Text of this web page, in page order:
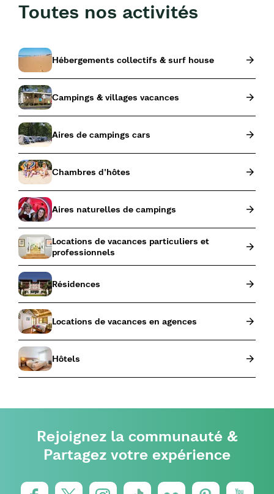
Toutes nos activités
Hébergements collectifs & surf house
Campings & villages vacances
Aires de campings cars
Chambres d'hôtes
Aires naturelles de campings
Locations de vacances particuliers et
professionnels
Résidences
Locations de vacances en agences
Hôtels
Rejoignez la communauté &
Partagez votre expérience